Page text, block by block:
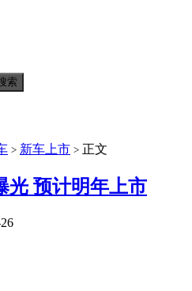
> 新车上市 > 正文
光 预计明年上市